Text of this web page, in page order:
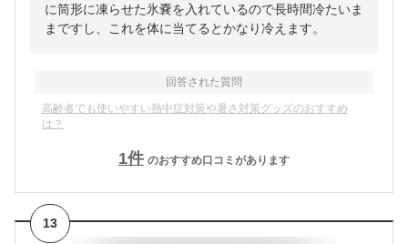
に筒形に凍らせた氷嚢を入れているので長時間冷たいま
まですし、これを体に当てるとかなり冷えます。
回答された質問
高齢者でも使いやすい熱中症対策や暑さ対策グッズのおすすめ
は？
1件 のおすすめ口コミがあります
13